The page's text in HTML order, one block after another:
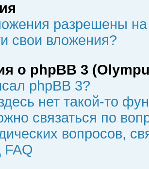
разрешены
свои вложения?
о phpBB 3
phpBB 3?
нет такой-то
связаться по
вопросов,
FAQ